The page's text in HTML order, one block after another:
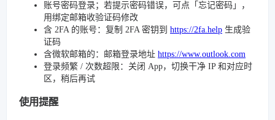
账号密码登录；若提示密码错误，可点「忘记密码」，
用绑定邮箱收验证码修改
含 2FA 的账号：复制 2FA 密钥到 https://2fa.help 生成验
证码
含微软邮箱的：邮箱登录地址 https://www.outlook.com
登录频繁 / 次数超限：关闭 App，切换干净 IP 和对应时
区，稍后再试
使用提醒